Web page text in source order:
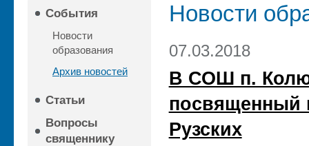
События
Новости
образования
Архив новостей
Статьи
Вопросы
священнику
Новости
07.03.2018
В СОШ п.
посвященный
Рузских